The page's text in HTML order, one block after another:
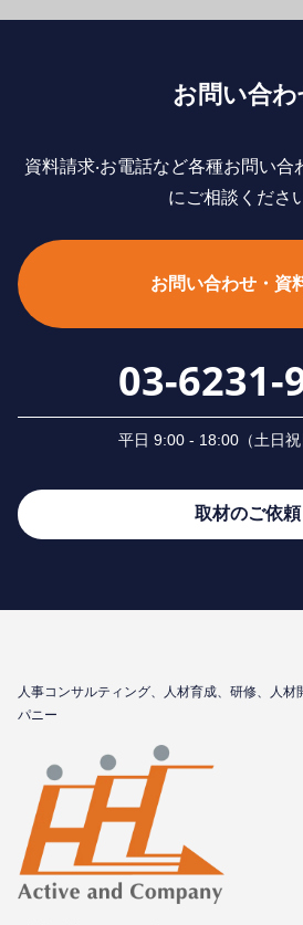
お問い合わ
資料請求‧お電話など各種お問い
にご相談くださ
お問い合わせ・資
03-6231-
平⽇ 9:00 - 18:00（⼟⽇祝
取材のご依頼
⼈事コンサルティング、⼈材育成、研修、⼈材
パニー